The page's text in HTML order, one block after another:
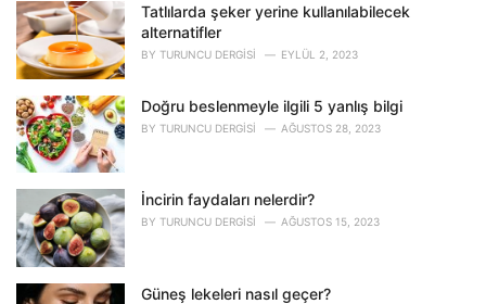
o
r
i
e
:
Tatlılarda şeker yerine kullanılabilecek
alternatifler
BY TURUNCU DERGISI EYLÜL 2, 2023
Doğru beslenmeyle ilgili 5 yanlış bilgi
BY TURUNCU DERGISI AĞUSTOS 28, 2023
İncirin faydaları nelerdir?
BY TURUNCU DERGISI AĞUSTOS 15, 2023
Güneş lekeleri nasıl geçer?